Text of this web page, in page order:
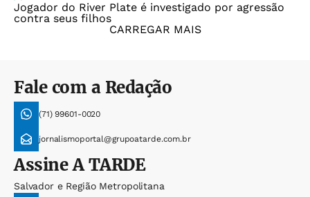
Jogador do River Plate é investigado por agressão
contra seus filhos
CARREGAR MAIS
Fale com a Redação
(71) 99601-0020
jornalismoportal@grupoatarde.com.br
AssineA TARDE
Salvador e Região Metropolitana